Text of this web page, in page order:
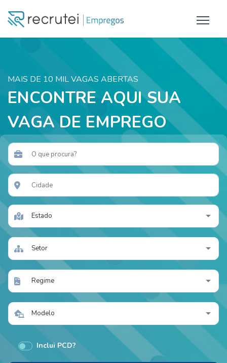
MAIS DE 10 MIL VAGAS ABERTAS
ENCONTRE AQUI SUA
VAGA DE EMPREGO
Estado
Setor
Regime
Modelo
Inclui PCD?